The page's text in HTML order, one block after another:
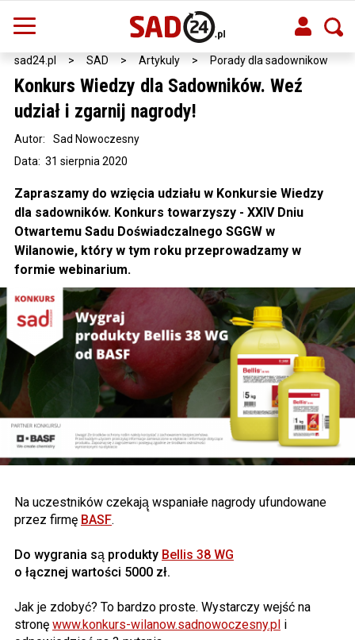
sad24.pl > SAD > Artykuly > Porady dla sadownikow
Konkurs Wiedzy dla Sadowników. Weź
udział i zgarnij nagrody!
Data: 31 sierpnia 2020
Autor: Sad Nowoczesny
Zapraszamy do wzięcia udziału w Konkursie Wiedzy
dla sadowników. Konkurs towarzyszy - XXIV Dniu
Otwartemu Sadu Doświadczalnego SGGW w
Wilanowie, który w tym roku przeprowadzamy w
formie webinarium.
Na uczestników czekają̨ wspaniałe nagrody ufundowane
przez firmę BASF.
Do wygrania są produkty Bellis 38 WG
o łącznej wartości 5000 zł.
Jak je zdobyć? To bardzo proste. Wystarczy wejść na
stronę www.konkurs-wilanow.sadnowoczesny.pl i